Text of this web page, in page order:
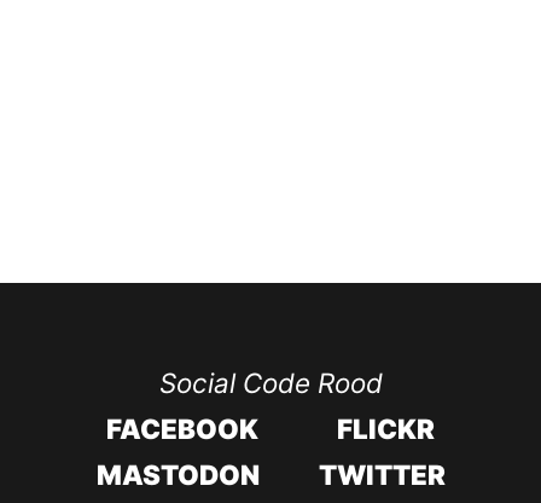
Social Code Rood
FACEBOOK
FLICKR
MASTODON
TWITTER